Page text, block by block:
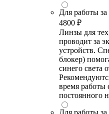
Для работы
4800 ₽
Линзы для
проводит за
устройств.
блокер)
синего света
время работы
постоянного
Для работы